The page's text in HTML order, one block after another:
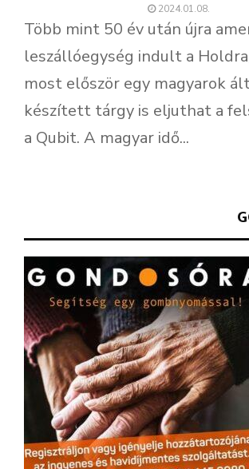
2024.01.08.
Több mint 50 év után újra
leszállóegység indult a
most először egy magyarok
készített tárgy is eljuthat a
a Qubit. A magyar idő...